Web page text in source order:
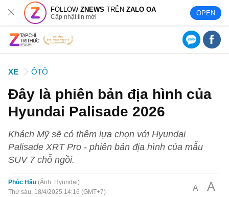
FOLLOWZNEWS TRÊNZALO OA
Cập nhật tin mới OPEN
XE ÔTÔ
Đây là phiên bản địa hình của
Hyundai Palisade 2026
Khách Mỹ sẽ có thêm lựa chọn với Hyundai
Palisade XRT Pro - phiên bản địa hình của mẫu
SUV 7 chỗ ngồi.
Phúc Hậu Ảnh: Hyundai
Thứ sáu, 18/4/2025 14:16 (GMT+7)
A A